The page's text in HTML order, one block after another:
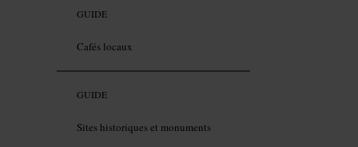
GUIDE
Cafés locaux
GUIDE
Sites historiques et monuments